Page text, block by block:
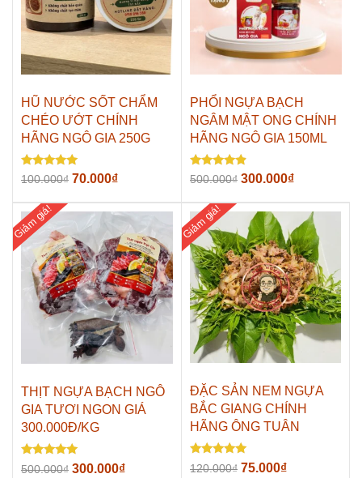
HŨ NƯỚC SỐT CHẨM
CHÉO ƯỚT CHÍNH
HÃNG NGÔ GIA 250G
Được xếp
hạng
5 sao
100.000₫ Giá
là:
100.000₫.
70.000₫Giá
tại
là:
70.000₫.
PHỔI NGỰA BẠCH
NGÂM MẬT ONG CHÍNH
HÃNG NGÔ GIA 150ML
Được xếp
hạng
5 sao
500.000₫ Giá
là:
500.000₫.
300.000₫Giá
tại
là:
300.000₫.
Giảm giá!
THỊT NGỰA BẠCH NGÔ
GIA TƯƠI NGON GIÁ
300.000Đ/KG
Được xếp
hạng
500.000₫ Giá
300.000₫Giá
Giảm giá!
ĐẶC SẢN NEM NGỰA
BẮC GIANG CHÍNH
HÃNG ÔNG TUÂN
Được xếp
hạng
120.000₫ Giá
75.000₫Giá